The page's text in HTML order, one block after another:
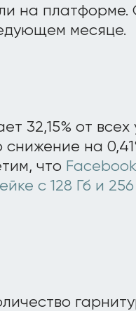
на платформе.
месяце.
32,15% от всех
снижение на
что Facebook
с 128 Гб и 256